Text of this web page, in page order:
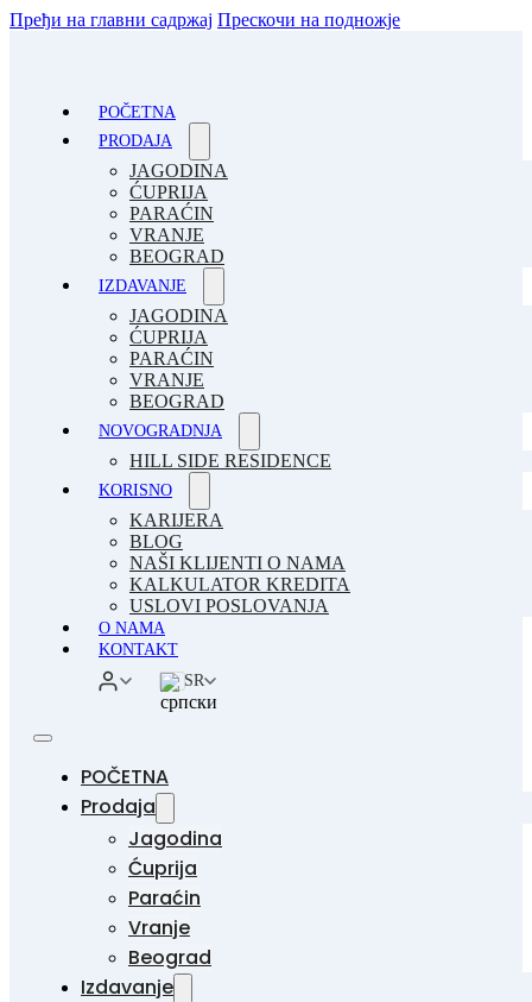
Пређи на главни садржај Прескочи на подножје
POČETNA
PRODAJA
JAGODINA
ĆUPRIJA
PARAĆIN
VRANJE
BEOGRAD
IZDAVANJE
JAGODINA
ĆUPRIJA
PARAĆIN
VRANJE
BEOGRAD
NOVOGRADNJA
HILL SIDE RESIDENCE
KORISNO
KARIJERA
BLOG
NAŠI KLIJENTI O NAMA
KALKULATOR KREDITA
USLOVI POSLOVANJA
O NAMA
KONTAKT
SR
POČETNA
Prodaja
Jagodina
Ćuprija
Paraćin
Vranje
Beograd
Izdavanje